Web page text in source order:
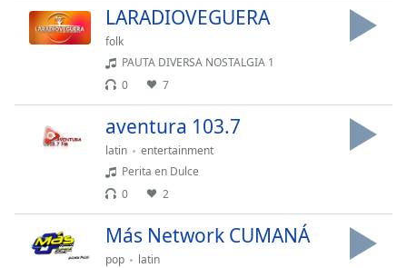
opens
subtitles
subtitles
off
selected
in-
Picture
LARADIOVEGUERA
folk
PAUTA DIVERSA NOSTALGIA 1
0
7
aventura 103.7
latin
entertainment
Perita en Dulce
0
2
Más Network CUMANÁ
pop
latin